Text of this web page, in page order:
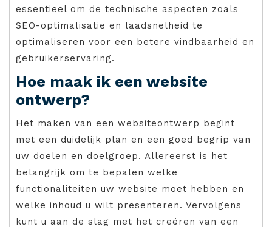
essentieel om de technische aspecten zoals
SEO-optimalisatie en laadsnelheid te
optimaliseren voor een betere vindbaarheid en
gebruikerservaring.
Hoe maak ik een website
ontwerp?
Het maken van een websiteontwerp begint
met een duidelijk plan en een goed begrip van
uw doelen en doelgroep. Allereerst is het
belangrijk om te bepalen welke
functionaliteiten uw website moet hebben en
welke inhoud u wilt presenteren. Vervolgens
kunt u aan de slag met het creëren van een